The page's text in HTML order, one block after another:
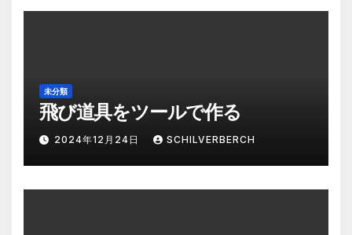
未分類
飛び道具をツールで作る
2024年12月24日 SCHILVERBERCH